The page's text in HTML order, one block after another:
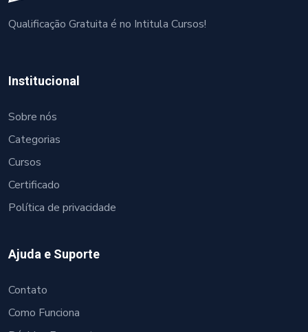
Qualificação Gratuita é no Intitula Cursos!
Institucional
Sobre nós
Categorias
Cursos
Certificado
Política de privacidade
Ajuda e Suporte
Contato
Como Funciona